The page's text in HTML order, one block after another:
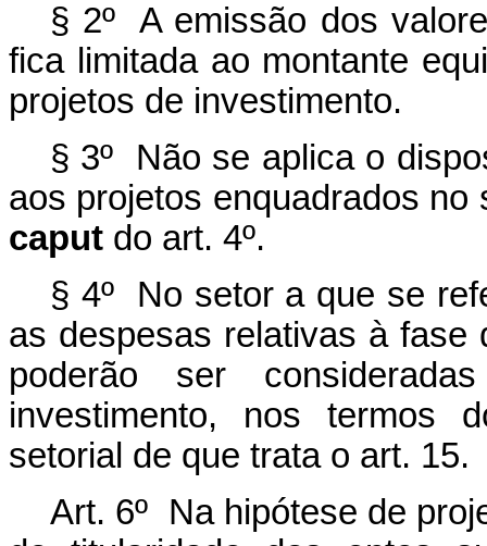
§ 2º A emissão dos
fica limitada ao montante
projetos de investimento.
§ 3º Não se aplica o
aos projetos enquadrados
caput do art. 4º.
§ 4º No setor a que se
as despesas relativas à fase
poderão ser
investimento, nos termos
setorial de que trata o art. 15.
Art. 6º Na hipótese de